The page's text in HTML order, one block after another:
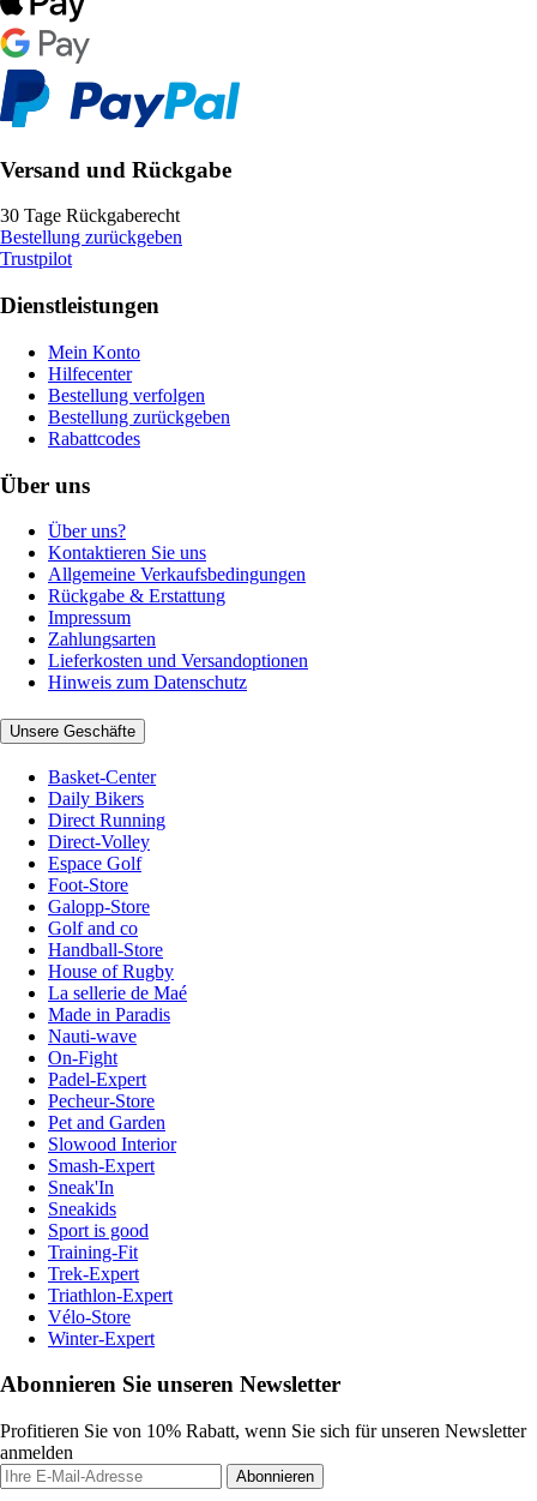
Versand und Rückgabe
30 Tage Rückgaberecht
Bestellung zurückgeben
Trustpilot
Dienstleistungen
Mein Konto
Hilfecenter
Bestellung verfolgen
Bestellung zurückgeben
Rabattcodes
Über uns
Über uns?
Kontaktieren Sie uns
Allgemeine Verkaufsbedingungen
Rückgabe & Erstattung
Impressum
Zahlungsarten
Lieferkosten und Versandoptionen
Hinweis zum Datenschutz
Unsere Geschäfte
Basket-Center
Daily Bikers
Direct Running
Direct-Volley
Espace Golf
Foot-Store
Galopp-Store
Golf and co
Handball-Store
House of Rugby
La sellerie de Maé
Made in Paradis
Nauti-wave
On-Fight
Padel-Expert
Pecheur-Store
Pet and Garden
Slowood Interior
Smash-Expert
Sneak'In
Sneakids
Sport is good
Training-Fit
Trek-Expert
Triathlon-Expert
Vélo-Store
Winter-Expert
Abonnieren Sie unseren Newsletter
Profitieren Sie von 10% Rabatt, wenn Sie sich für unseren Newsletter
anmelden
Abonnieren